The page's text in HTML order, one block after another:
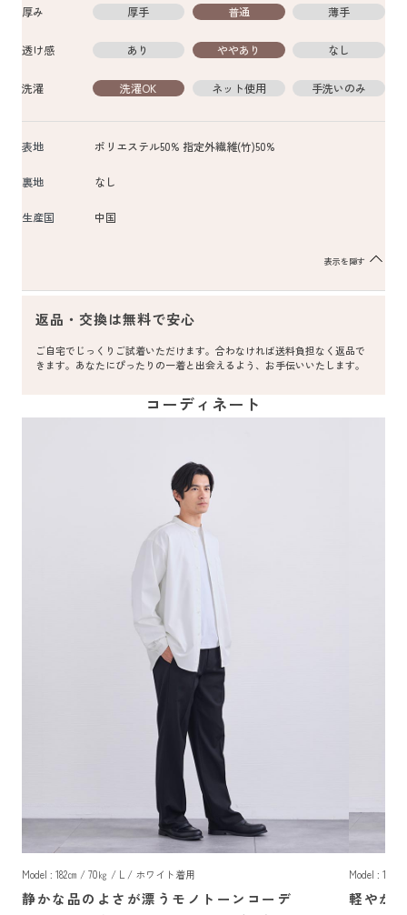
厚み 厚手 普通 薄手
透け感 あり ややあり なし
洗濯 洗濯OK ネット使用 手洗いのみ
表地 ポリエステル50% 指定外繊維(竹)50%
裏地 なし
生産国 中国
表示を隠す
返品・交換は無料で安心
ご自宅でじっくりご試着いただけます。合わなければ送料負担なく返品で
きます。あなたにぴったりの一着と出会えるよう、お手伝いいたします。
コーディネート
Model : 182㎝ / 70㎏ / L / ホワイト着用
静かな品のよさが漂うモノトーンコーデ
Model : 182
軽やか